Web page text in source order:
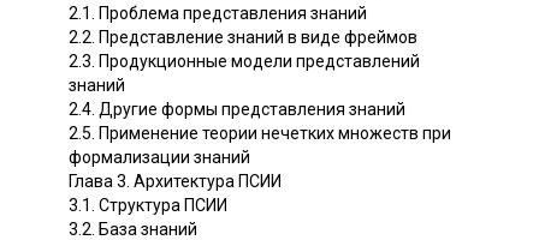
2.1. Проблема представления знаний
2.2. Представление знаний в виде фреймов
2.3. Продукционные модели представлений
знаний
2.4. Другие формы представления знаний
2.5. Применение теории нечетких множеств при
формализации знаний
Глава 3. Архитектура ПСИИ
3.1. Структура ПСИИ
3.2. База знаний